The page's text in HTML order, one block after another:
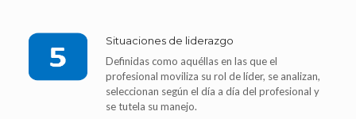
Situaciones de liderazgo
Definidas como aquéllas en las que el
profesional moviliza su rol de líder, se analizan,
seleccionan según el día a día del profesional y
se tutela su manejo.